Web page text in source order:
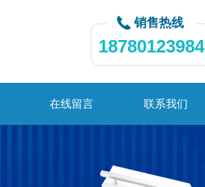
销售热线
18780123984
在线留言 联系我们